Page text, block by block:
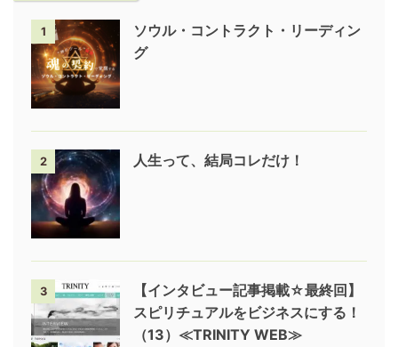
1
ソウル・コントラクト・リーディン
グ
2 人生って、結局コレだけ！
3
【インタビュー記事掲載☆最終回】
スピリチュアルをビジネスにする！
（13）≪TRINITY WEB≫